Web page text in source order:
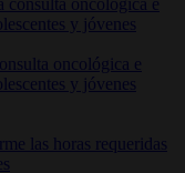
oncológica e
y jóvenes